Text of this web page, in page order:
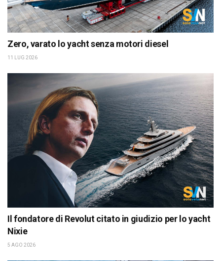
Zero, varato lo yacht senza motori diesel
11 LUG 2026
Il fondatore di Revolut citato in giudizio per lo yacht
Nixie
5 AGO 2026